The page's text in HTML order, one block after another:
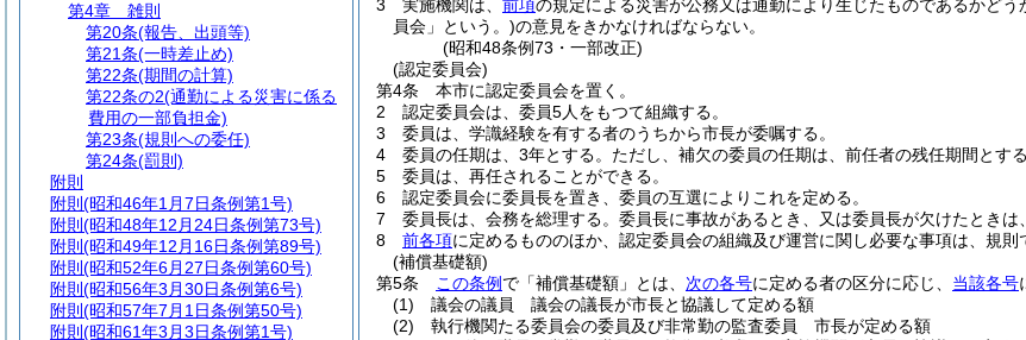
3
実施機関は、 前項の規定による災害が公務又は通勤により生じたものであるかど
員会」という。)の意見をきかなければならない。
(昭和48条例73・一部改正)
(認定委員会)
第4条
本市に認定委員会を置く。
2
認定委員会は、委員5人をもつて組織する。
3
委員は、学識経験を有する者のうちから市長が委嘱する。
4
委員の任期は、3年とする。 ただし、補欠の委員の任期は、前任者の残任期間とする
5
委員は、再任されることができる。
6
認定委員会に委員長を置き、委員の互選によりこれを定める。
7
委員長は、会務を総理する。 委員長に事故があるとき、又は委員長が欠けたとき
8
前各項に定めるもののほか、認定委員会の組織及び運営に関し必要な事項は、規則
(補償基礎額)
第5条
この条例 で「補償基礎額」とは、 次の各号に定める者の区分に応じ、 当該各号
(1)
議会の議員 議会の議長が市長と協議して定める額
(2)
執行機関たる委員会の委員及び非常勤の監査委員 市長が定める額
第4章
雑則
第20条(報告、出頭等)
第21条(一時差止め)
第22条(期間の計算)
第22条の2(通勤による災害に係る
費用の一部負担金)
第23条(規則への委任)
第24条(罰則)
附則
附則 (昭和46年1月7日条例第1号)
附則 (昭和48年12月24日条例第73号)
附則 (昭和49年12月16日条例第89号)
附則 (昭和52年6月27日条例第60号)
附則 (昭和56年3月30日条例第6号)
附則 (昭和57年7月1日条例第50号)
附則 (昭和61年3月3日条例第1号)